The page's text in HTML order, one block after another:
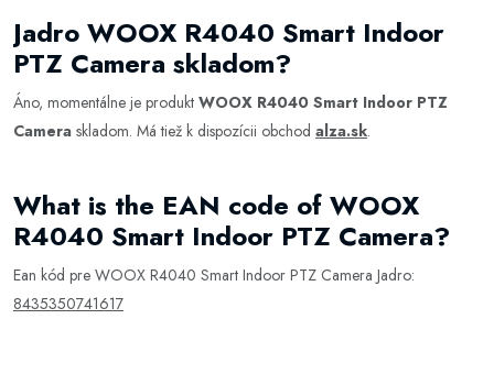
Jadro WOOX R4040 Smart Indoor
PTZ Camera skladom?
Áno, momentálne je produkt WOOX R4040 Smart Indoor PTZ
Camera skladom. Má tiež k dispozícii obchod alza.sk.
What is the EAN code of WOOX
R4040 Smart Indoor PTZ Camera?
Ean kód pre WOOX R4040 Smart Indoor PTZ Camera Jadro:
8435350741617